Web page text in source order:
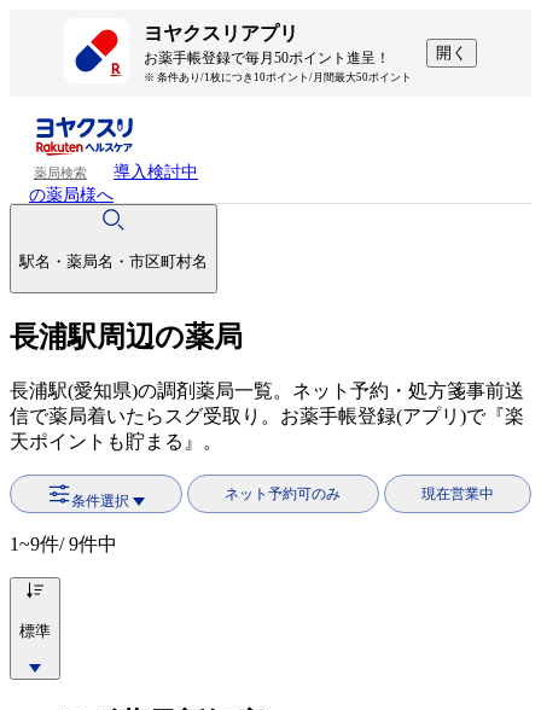
ヨヤクスリアプリ
お薬手帳登録で毎月50ポイント進呈！
※ 条件あり/1枚につき10ポイント/月間最大50ポイント
開く
薬局検索
導入検討中
の薬局様へ
駅名・薬局名・市区町村名
長浦駅周辺の薬局
長浦駅(愛知県)の調剤薬局一覧。ネット予約・処方箋事前送
信で薬局着いたらスグ受取り。お薬手帳登録(アプリ)で『楽
天ポイントも貯まる』。
条件選択 ネット予約可のみ 現在営業中
1~9件/ 9件中
標準